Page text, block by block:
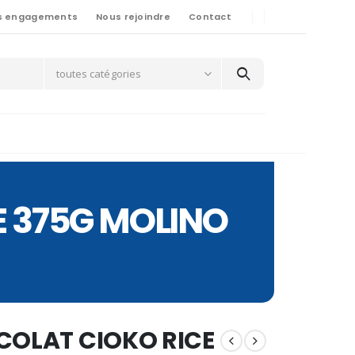
engagements Nous rejoindre Contact
toutes catégories
375G MOLINO
CIOKO RICE